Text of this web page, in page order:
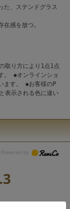
た、ステンドグラス
感を放つ。
取り方により1点1点
。 ◆オンラインショ
ます。 ◆お客様のP
表示される色に違い